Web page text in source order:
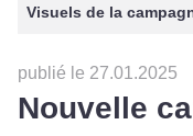
Visuels de la
publié le 27.01.2025
Nouvelle